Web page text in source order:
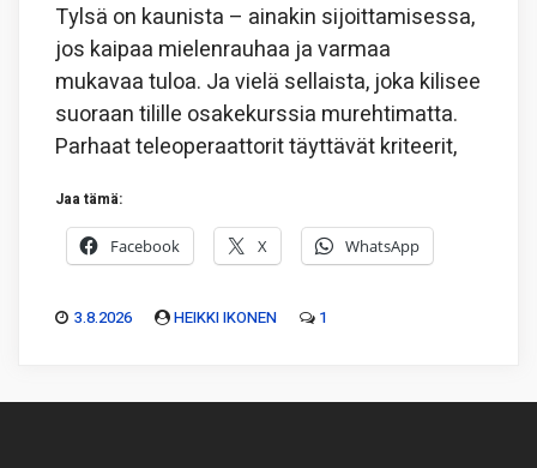
Tylsä on kaunista – ainakin sijoittamisessa,
jos kaipaa mielenrauhaa ja varmaa
mukavaa tuloa. Ja vielä sellaista, joka kilisee
suoraan tilille osakekurssia murehtimatta.
Parhaat teleoperaattorit täyttävät kriteerit,
Jaa tämä:
Facebook X WhatsApp
3.8.2026 HEIKKI IKONEN 1